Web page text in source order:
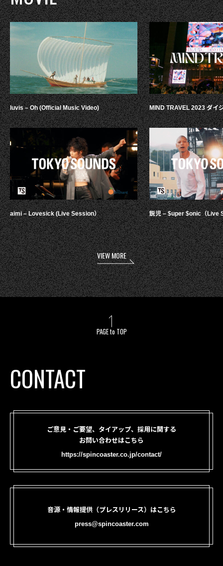
luvis – Oh (Official Music Video)
aimi – Lovesick (Live Session）
MIND TRAVEL 2023 ダイ
鋭児 – $uper $onic（Live
VIEW MORE
PAGE to TOP
CONTACT
ご意見・ご要望、タイアップ、採用に関する
お問い合わせはこちら
https://spincoaster.co.jp/contact/
音源・情報提供（プレスリリース）はこちら
press@spincoaster.com